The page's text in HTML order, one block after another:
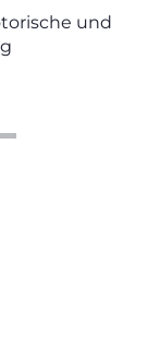
und